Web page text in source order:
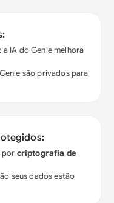
; a IA do Genie melhora
são privados para
por criptografia de
seus dados estão